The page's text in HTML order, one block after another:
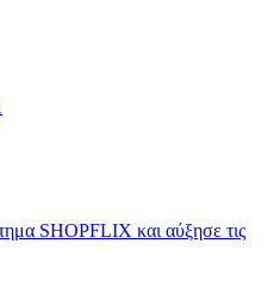
SHOPFLIX και αύξησε τις